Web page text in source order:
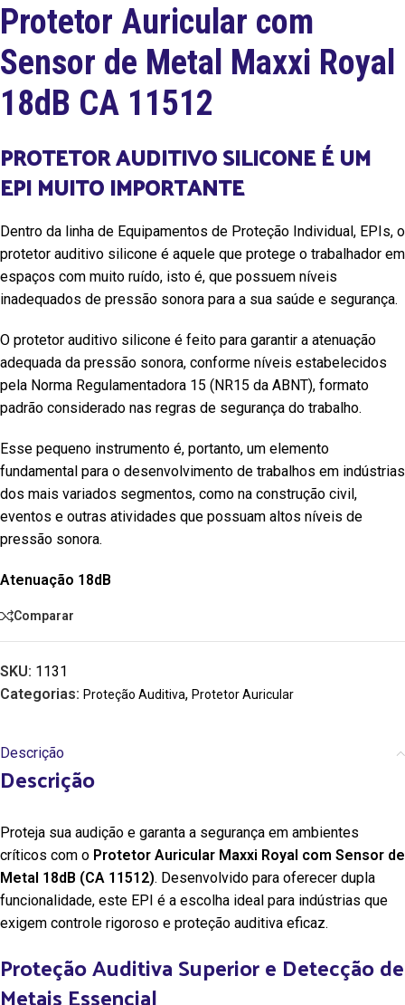
Protetor Auricular com
Sensor de Metal Maxxi Royal
18dB CA 11512
PROTETOR AUDITIVO SILICONE É UM
EPI MUITO IMPORTANTE
Dentro da linha de Equipamentos de Proteção Individual, EPIs, o
protetor auditivo silicone é aquele que protege o trabalhador em
espaços com muito ruído, isto é, que possuem níveis
inadequados de pressão sonora para a sua saúde e segurança.
O protetor auditivo silicone é feito para garantir a atenuação
adequada da pressão sonora, conforme níveis estabelecidos
pela Norma Regulamentadora 15 (NR15 da ABNT), formato
padrão considerado nas regras de segurança do trabalho.
Esse pequeno instrumento é, portanto, um elemento
fundamental para o desenvolvimento de trabalhos em indústrias
dos mais variados segmentos, como na construção civil,
eventos e outras atividades que possuam altos níveis de
pressão sonora.
Atenuação 18dB
Comparar
SKU: 1131
Categorias: Proteção Auditiva, Protetor Auricular
Descrição
Descrição
Proteja sua audição e garanta a segurança em ambientes
críticos com o Protetor Auricular Maxxi Royal com Sensor de
Metal 18dB (CA 11512). Desenvolvido para oferecer dupla
funcionalidade, este EPI é a escolha ideal para indústrias que
exigem controle rigoroso e proteção auditiva eficaz.
Proteção Auditiva Superior e Detecção de
Metais Essencial